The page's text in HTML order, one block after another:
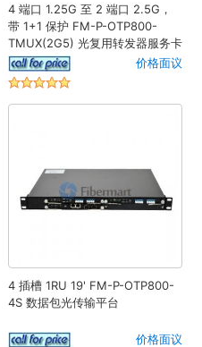
4 端口 1.25G 至 2 端口 2.5G，
带 1+1 保护 FM-P-OTP800-
TMUX(2G5) 光复用转发器服务卡
价格面议
4 插槽 1RU 19' FM-P-OTP800-
4S 数据包光传输平台
价格面议